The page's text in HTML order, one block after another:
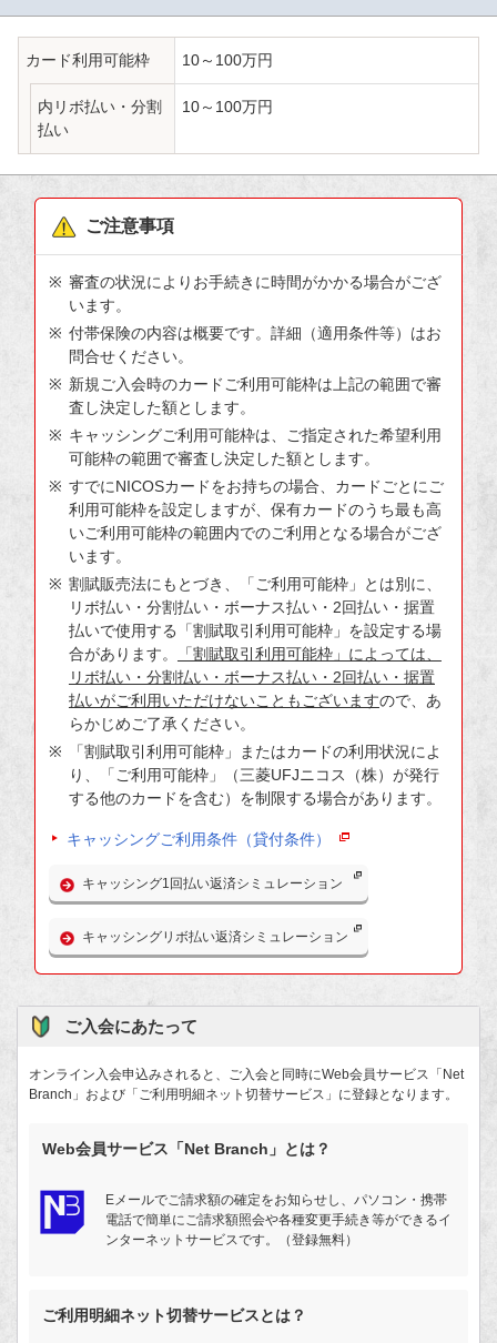
カード利用可能枠 10～100万円
内リボ払い・分割
払い
10～100万円
ご注意事項
審査の状況によりお手続きに時間がかかる場合がござ
います。
付帯保険の内容は概要です。詳細（適用条件等）はお
問合せください。
新規ご入会時のカードご利用可能枠は上記の範囲で審
査し決定した額とします。
キャッシングご利用可能枠は、ご指定された希望利用
可能枠の範囲で審査し決定した額とします。
すでにNICOSカードをお持ちの場合、カードごとにご
利用可能枠を設定しますが、保有カードのうち最も高
いご利用可能枠の範囲内でのご利用となる場合がござ
います。
割賦販売法にもとづき、「ご利用可能枠」とは別に、
リボ払い・分割払い・ボーナス払い・2回払い・据置
払いで使用する「割賦取引利用可能枠」を設定する場
合があります。
「割賦取引利用可能枠」によっては、
リボ払い・分割払い・ボーナス払い・2回払い・据置
払いがご利用いただけないこともございますので、あ
らかじめご了承ください。
「割賦取引利用可能枠」またはカードの利用状況によ
り、「ご利用可能枠」（三菱UFJニコス（株）が発行
する他のカードを含む）を制限する場合があります。
キャッシングご利用条件（貸付条件）
キャッシング1回払い返済シミュレーション
キャッシングリボ払い返済シミュレーション
ご入会にあたって
オンライン入会申込みされると、ご入会と同時にWeb会員サービス「Net
Branch」および「ご利用明細ネット切替サービス」に登録となります。
Web会員サービス「Net Branch」とは？
Eメールでご請求額の確定をお知らせし、パソコン・携帯
電話で簡単にご請求額照会や各種変更手続き等ができるイ
ンターネットサービスです。（登録無料）
ご利用明細ネット切替サービスとは？